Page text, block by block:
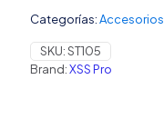
Categorías:Accesorios
SKU:ST105
Brand:XSS Pro